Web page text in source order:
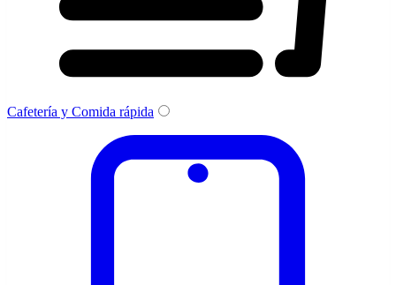
Cafetería y Comida rápida